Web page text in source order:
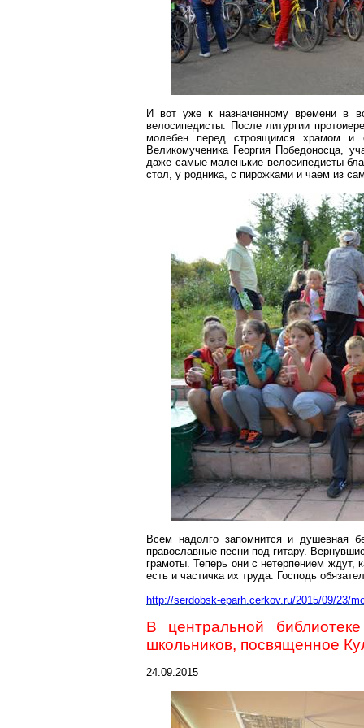
И вот уже к назначенному времени в
велосипедисты. После литургии
молебен перед строящимся храмом и
Великомученика Георгия Победоносца,
даже самые маленькие велосипедисты
стол, у родника, с пирожками и чаем из
Всем надолго запомнится и душевная
православные песни под гитару.
грамоты. Теперь они с нетерпением ждут,
есть и частичка их труда. Господь
http://serdobsk-eparh.cerkov.ru/2015/09/23/
В центральной
школьников, посвященное
24.09.2015